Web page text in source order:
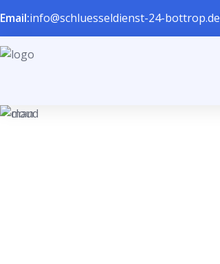
Email:info@schluesseldienst-24-bottrop.de